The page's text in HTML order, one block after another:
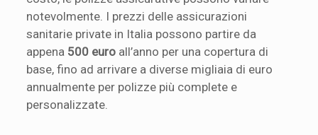
notevolmente. I prezzi delle assicurazioni
sanitarie private in Italia possono partire da
appena 500 euro all’anno per una copertura di
base, fino ad arrivare a diverse migliaia di euro
annualmente per polizze più complete e
personalizzate.